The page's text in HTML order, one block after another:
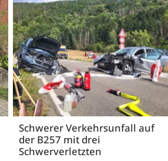
Schwerer Verkehrsunfall auf
der B257 mit drei
Schwerverletzten